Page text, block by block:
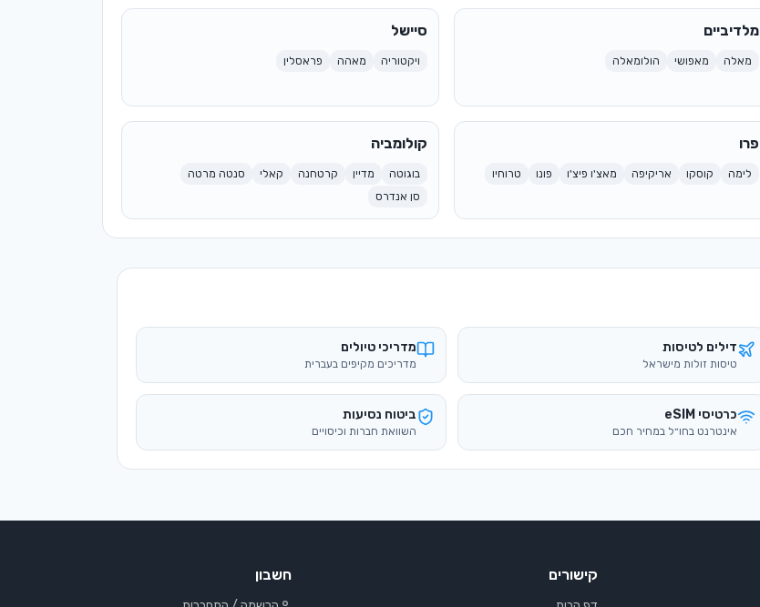
מלדיביים
מאלה מאפושי הולומאלה
סיישל
ויקטוריה מאהה פראסלין
פרו
לימה קוסקו אריקיפה מאצ'ו פיצ'ו פונו טרוחיו
קולומביה
בוגוטה מדיין קרטחנה קאלי
סנטה מרטה
סן אנדרס
דילים לטיסות
טיסות זולות מישראל
מדריכי טיולים
מדריכים מקיפים בעברית
כרטיסי eSIM
אינטרנט בחו״ל במחיר חכם
ביטוח נסיעות
השוואת חברות וכיסויים
קישורים חשבון